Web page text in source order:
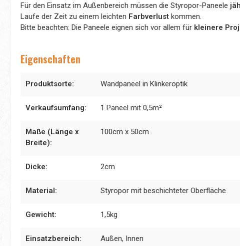
Für den Einsatz im Außenbereich müssen die Styropor-Paneele
Laufe der Zeit zu einem leichten Farbverlust kommen.
Bitte beachten: Die Paneele eignen sich vor allem für kleinere
Eigenschaften
Produktsorte: Wandpaneel in Klinkeroptik
Verkaufsumfang: 1 Paneel mit 0,5m²
Maße (Länge x
Breite):
100cm x 50cm
Dicke: 2cm
Material: Styropor mit beschichteter Oberfläche
Gewicht: 1,5kg
Einsatzbereich: Außen, Innen